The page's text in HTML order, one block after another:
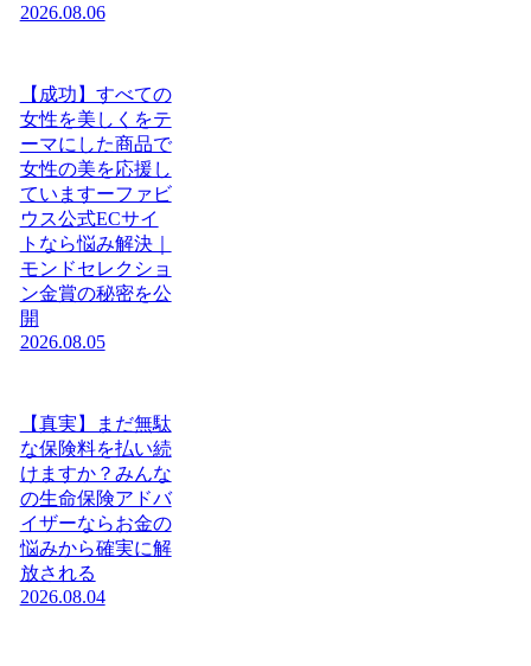
2026.08.06
【成功】すべての
女性を美しくをテ
ーマにした商品で
女性の美を応援し
ていますーファビ
ウス公式ECサイ
トなら悩み解決｜
モンドセレクショ
ン金賞の秘密を公
開
2026.08.05
【真実】まだ無駄
な保険料を払い続
けますか？みんな
の生命保険アドバ
イザーならお金の
悩みから確実に解
放される
2026.08.04